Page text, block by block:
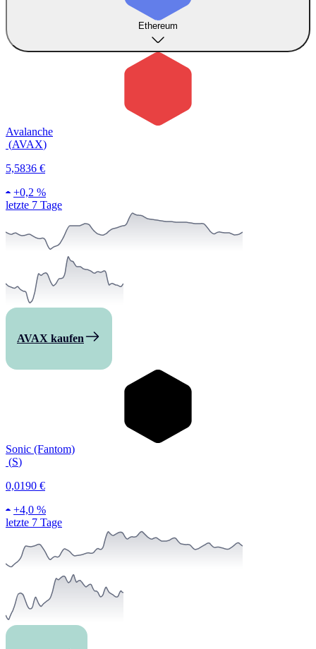
Ethereum
Avalanche
(AVAX)
5,5836 €
+0,2 %
letzte 7 Tage
AVAX kaufen
Sonic (Fantom)
(S)
0,0190 €
+4,0 %
letzte 7 Tage